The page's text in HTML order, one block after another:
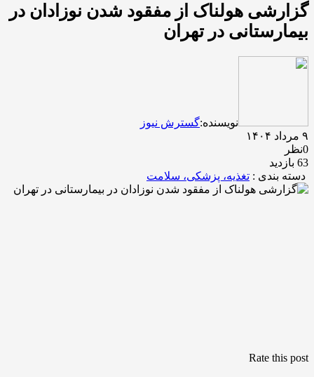
گزارشی هولناک از مفقود شدن نوزادان در
بیمارستانی در تهران
نویسنده:گسترش نیوز
۹ مرداد ۱۴۰۴
0نظر
63 بازدید
دسته بندی : تغذیه، پزشکی، سلامت
Rate this post